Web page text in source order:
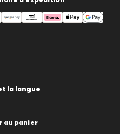
au panier
la langue